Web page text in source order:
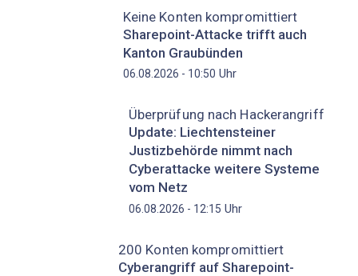
Keine Konten kompromittiert
Sharepoint-Attacke trifft auch
Kanton Graubünden
06.08.2026 - 10:50 Uhr
Überprüfung nach Hackerangriff
Update: Liechtensteiner
Justizbehörde nimmt nach
Cyberattacke weitere Systeme
vom Netz
06.08.2026 - 12:15 Uhr
200 Konten kompromittiert
Cyberangriff auf Sharepoint-